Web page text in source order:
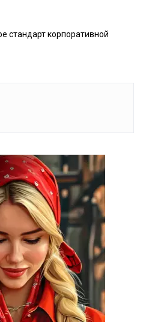
стандарт корпоративной